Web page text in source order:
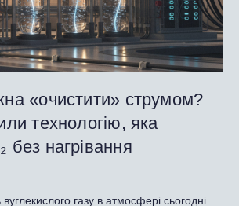
«очистити» струмом?
технологію, яка
без нагрівання
вуглекислого газу в атмосфері сьогодні